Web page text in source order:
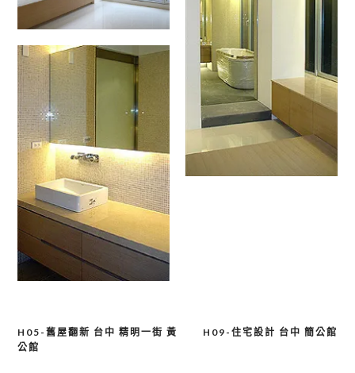
文
H09-住宅設計 台中 簡公館
H05-舊屋翻新 台中 精明一街 黃
公館